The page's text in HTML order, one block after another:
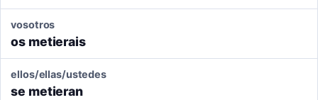
vosotros
os metierais
ellos/ellas/ustedes
se metieran